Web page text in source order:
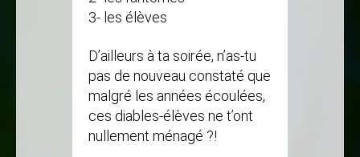
3- les élèves
D’ailleurs à ta soirée, n’as-tu
pas de nouveau constaté que
malgré les années écoulées,
ces diables-élèves ne t’ont
nullement ménagé ?!